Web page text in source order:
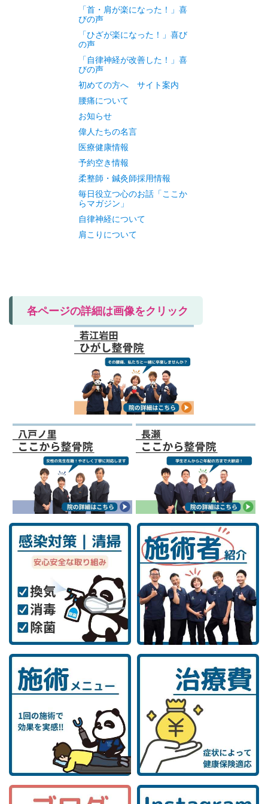
「首・肩が楽になった！」喜
びの声
「ひざが楽になった！」喜び
の声
「自律神経が改善した！」喜
びの声
初めての方へ サイト案内
腰痛について
お知らせ
偉人たちの名言
医療健康情報
予約空き情報
柔整師・鍼灸師採用情報
毎日役立つ心のお話「ここか
らマガジン」
自律神経について
肩こりについて
各ページの詳細は画像をクリック